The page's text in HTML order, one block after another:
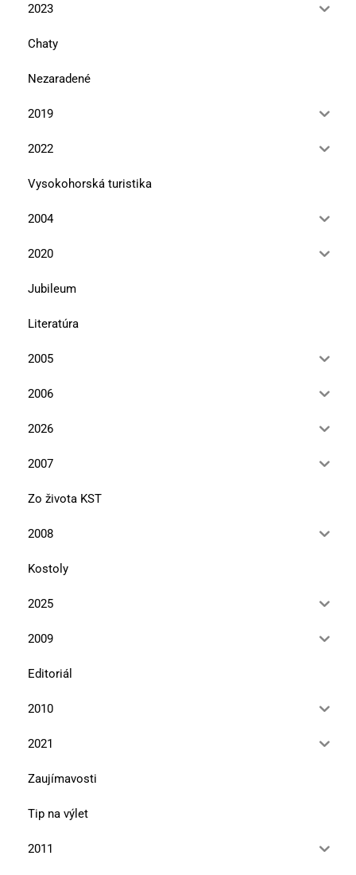
2023
Chaty
Nezaradené
2019
2022
Vysokohorská turistika
2004
2020
Jubileum
Literatúra
2005
2006
2026
2007
Zo života KST
2008
Kostoly
2025
2009
Editoriál
2010
2021
Zaujímavosti
Tip na výlet
2011